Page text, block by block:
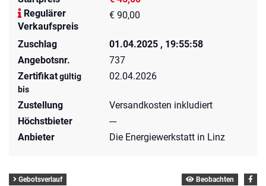
Regulärer
Verkaufspreis
€ 90,00
Zuschlag
01.04.2025 , 19:55:58
Angebotsnr.
737
Zertifikatgültig
bis
02.04.2026
Zustellung
Versandkosten inkludiert
Höchstbieter
---
Anbieter
Die Energiewerkstatt in Linz
Gebotsverlauf Beobachten